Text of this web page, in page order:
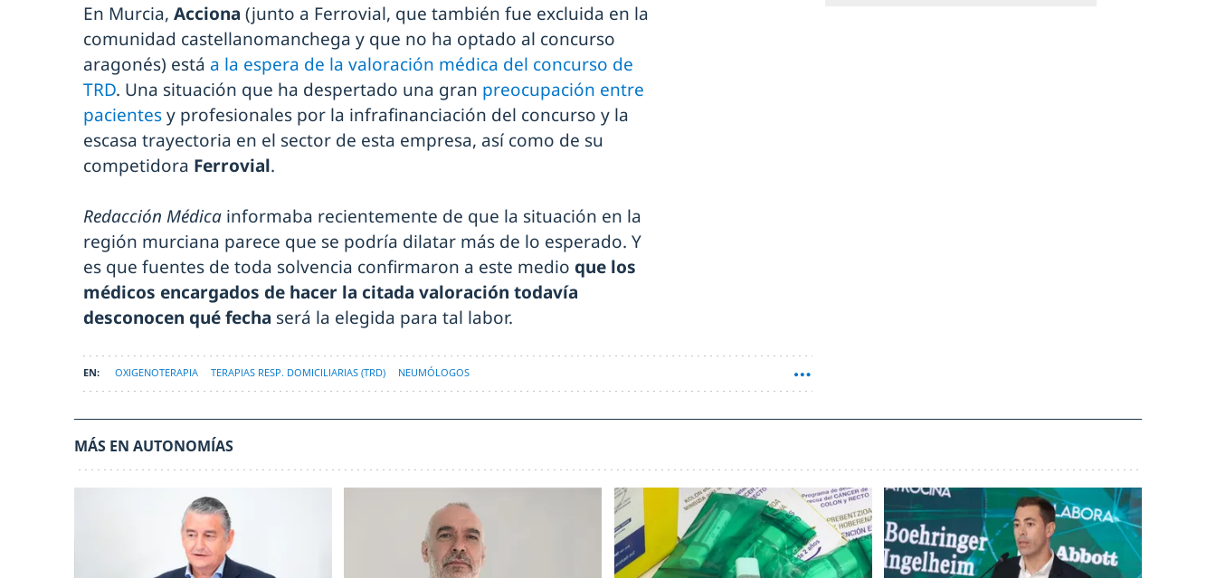
En Murcia, Acciona (junto a Ferrovial, que también fue excluida en la
comunidad castellanomanchega y que no ha optado al concurso
aragonés) está a la espera de la valoración médica del concurso de
TRD. Una situación que ha despertado una gran preocupación entre
pacientesy profesionales por la infrafinanciación del concurso y la
escasa trayectoria en el sector de esta empresa, así como de su
competidora Ferrovial.
Redacción Médica informaba recientemente de que la situación en la
región murciana parece que se podría dilatar más de lo esperado. Y
es que fuentes de toda solvencia confirmaron a este medio que los
médicos encargados de hacer la citada valoración todavía
desconocen qué fecha será la elegida para tal labor.
OXIGENOTERAPIA TERAPIAS RESP. DOMICILIARIAS (TRD) NEUMÓLOGOS
MÁS EN AUTONOMÍAS